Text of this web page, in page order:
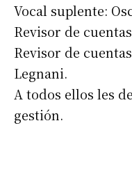
Vocal suplente:
Revisor de
Revisor de
Legnani.
A todos ellos les
gestión.